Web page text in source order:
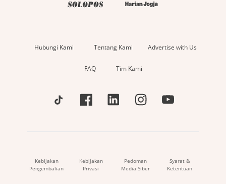
Hubungi Kami Tentang Kami Advertise with Us
FAQ Tim Kami
Kebijakan
Pengembalian
Kebijakan
Privasi
Pedoman
Media Siber
Syarat &
Ketentuan